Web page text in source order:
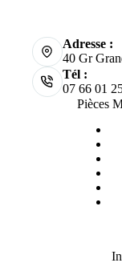
Adresse :
40 Gr
Tél :
07 66 01
Pièces